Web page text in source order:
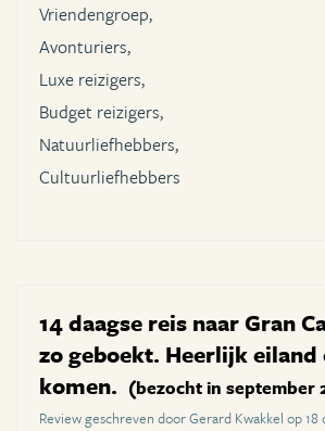
Vriendengroep,
Avonturiers,
Luxe reizigers,
Budget reizigers,
Natuurliefhebbers,
Cultuurliefhebbers
14 daagse reis naar Gran
zo geboekt. Heerlijk
komen. (bezocht in september
Review geschreven door Gerard Kwakkel op